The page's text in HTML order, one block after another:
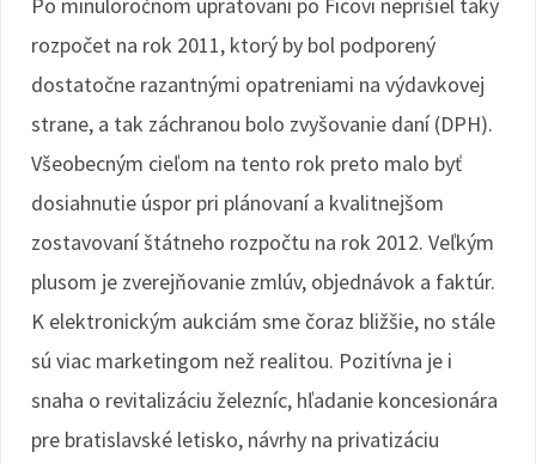
rozpočet na rok 2011, ktorý by bol podporený
dostatočne razantnými opatreniami na výdavkovej
strane, a tak záchranou bolo zvyšovanie daní (DPH).
Všeobecným cieľom na tento rok preto malo byť
dosiahnutie úspor pri plánovaní a kvalitnejšom
zostavovaní štátneho rozpočtu na rok 2012. Veľkým
plusom je zverejňovanie zmlúv, objednávok a faktúr.
K elektronickým aukciám sme čoraz bližšie, no stále
sú viac marketingom než realitou. Pozitívna je i
snaha o revitalizáciu železníc, hľadanie koncesionára
pre bratislavské letisko, návrhy na privatizáciu